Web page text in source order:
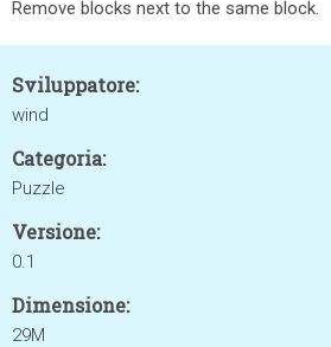
Remove blocks next to the same block.
Sviluppatore:
wind
Categoria:
Puzzle
Versione:
0.1
Dimensione:
29M